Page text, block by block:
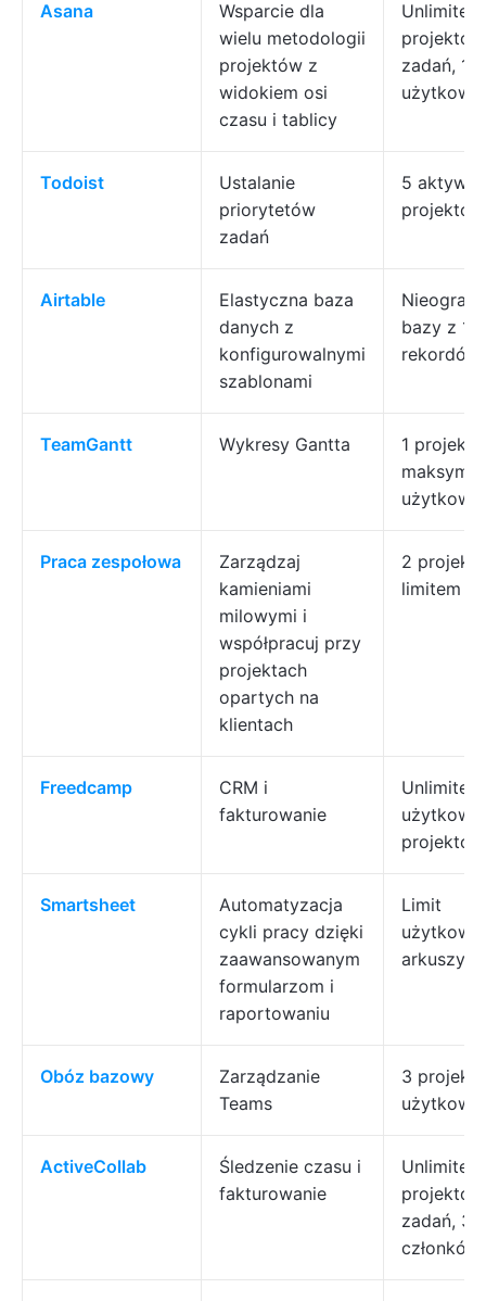
Asana
Wsparcie dla
wielu metodologii
projektów z
widokiem osi
czasu i tablicy
Unlimited
zadań, 15
Todoist
Ustalanie
priorytetów
zadań
5
projektów
Airtable
Elastyczna baza
danych z
konfigurowalnymi
szablonami
bazy z
rekordów
TeamGantt Wykresy Gantta
1 projekt
Praca zespołowa
Zarządzaj
kamieniami
milowymi i
współpracuj przy
projektach
opartych na
klientach
2
limitem
Freedcamp
CRM i
fakturowanie
Unlimited
projektów
Smartsheet
Automatyzacja
cykli pracy dzięki
zaawansowanym
formularzom i
raportowaniu
Limit
arkuszy
Obóz bazowy
Zarządzanie
Teams
3
ActiveCollab
Śledzenie czasu i
fakturowanie
Unlimited
zadań, 3
członków